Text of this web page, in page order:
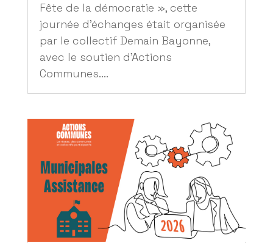
Fête de la démocratie », cette
journée d’échanges était organisée
par le collectif Demain Bayonne,
avec le soutien d'Actions
Communes....